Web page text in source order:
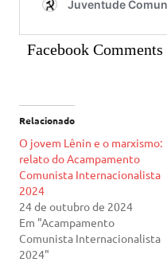
Facebook
Relacionado
O jovem Lênin e o marxismo:
relato do Acampamento
Comunista Internacionalista
2024
24 de outubro de 2024
Em "Acampamento
Comunista Internacionalista
2024"